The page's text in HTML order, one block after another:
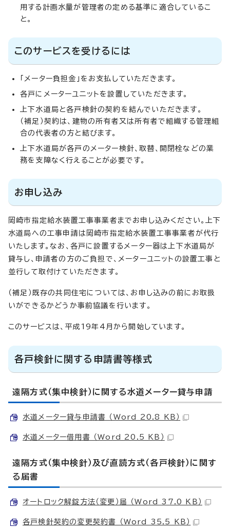
用する計画水量が管理者の定める基準に適合しているこ
と。
このサービスを受けるには
「メーター負担金」をお支払していただきます。
各戸にメーターユニットを設置していただきます。
上下水道局と各戸検針の契約を結んでいただきます。
（補足）契約は、建物の所有者又は所有者で組織する管理組
合の代表者の方と結びます。
上下水道局が各戸のメーター検針、取替、開閉栓などの業
務を支障なく行えることが必要です。
お申し込み
岡崎市指定給水装置工事事業者までお申し込みください。上下
水道局への工事申請は岡崎市指定給水装置工事事業者が代行
いたします。なお、各戸に設置するメーター器は上下水道局が
貸与し、申請者の方のご負担で、メーターユニットの設置工事と
並行して取付けていただきます。
（補足）既存の共同住宅については、お申し込みの前にお取扱
いができるかどうか事前協議を行います。
このサービスは、平成19年4月から開始しています。
各戸検針に関する申請書等様式
遠隔方式（集中検針）に関する水道メーター貸与申請
水道メーター貸与申請書 （Word 20.8 KB）
水道メーター借用書 （Word 20.5 KB）
遠隔方式（集中検針）及び直読方式（各戸検針）に関す
る届書
オートロック解錠方法（変更）届 （Word 37.0 KB）
各戸検針契約の変更契約書 （Word 35.5 KB）